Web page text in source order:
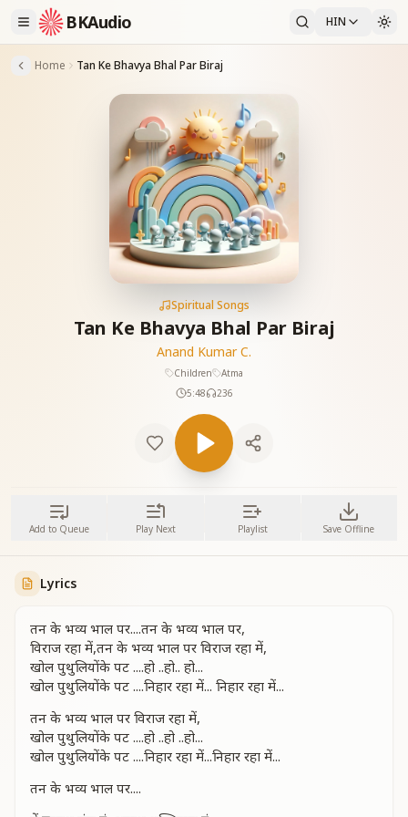
BKAudio HIN
Home Tan Ke Bhavya Bhal Par Biraj
Spiritual Songs
Tan Ke Bhavya Bhal Par Biraj
Anand Kumar C.
Children
Atma
5:48
236
Add to Queue Play Next Playlist Save Offline
Lyrics
तन के भव्य भाल पर....तन के भव्य भाल पर,
विराज रहा में,तन के भव्य भाल पर विराज रहा में,
खोल पुथुलियोंके पट ....हो ..हो.. हो...
खोल पुथुलियोंके पट ....निहार रहा में... निहार रहा में...
तन के भव्य भाल पर विराज रहा में,
खोल पुथुलियोंके पट ....हो ..हो ..हो...
खोल पुथुलियोंके पट ....निहार रहा में...निहार रहा में...
तन के भव्य भाल पर....